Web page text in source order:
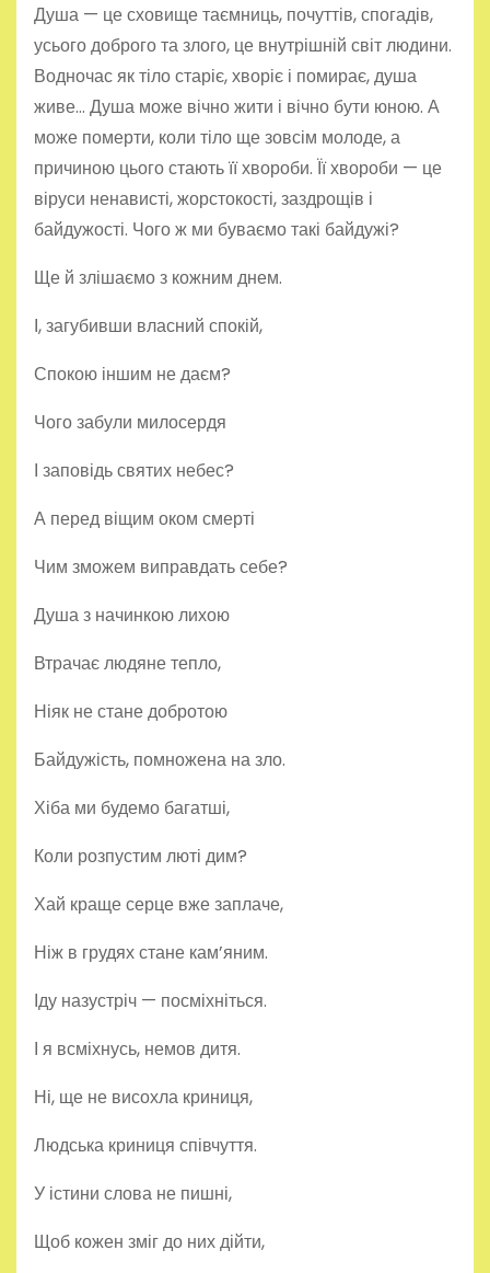
Душа — це сховище таємниць, почуттів, спогадів,
усього доброго та злого, це внутрішній світ людини.
Водночас як тіло старіє, хворіє і помирає, душа
живе… Душа може вічно жити і вічно бути юною. А
може померти, коли тіло ще зовсім молоде, а
причиною цього стають її хвороби. Її хвороби — це
віруси ненависті, жорстокості, заздрощів і
байдужості. Чого ж ми буваємо такі байдужі?
Ще й злішаємо з кожним днем.
І, загубивши власний спокій,
Спокою іншим не даєм?
Чого забули милосердя
І заповідь святих небес?
А перед віщим оком смерті
Чим зможем виправдать себе?
Душа з начинкою лихою
Втрачає людяне тепло,
Ніяк не стане добротою
Байдужість, помножена на зло.
Хіба ми будемо багатші,
Коли розпустим люті дим?
Хай краще серце вже заплаче,
Ніж в грудях стане кам’яним.
Іду назустріч — посміхніться.
І я всміхнусь, немов дитя.
Ні, ще не висохла криниця,
Людська криниця співчуття.
У істини слова не пишні,
Щоб кожен зміг до них дійти,